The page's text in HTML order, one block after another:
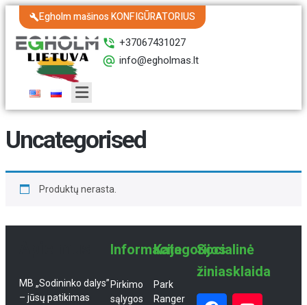
Egholm mašinos KONFIGŪRATORIUS
+37067431027
info@egholmas.lt
Uncategorised
Produktų nerasta.
MB „Sodininko dalys”
– jūsų patikimas
Informacija
Pirkimo
sąlygos
Kategorijos
Park
Ranger
Socialinė
žiniasklaida